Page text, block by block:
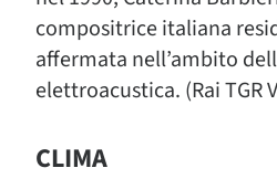
compositrice italiana
affermata nell’ambito
elettroacustica. (Rai TGR
CLIMA